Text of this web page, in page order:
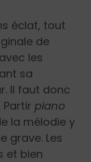
éclat, tout
de
les
sa
Il faut donc
piano
la mélodie y
grave. Les
et bien